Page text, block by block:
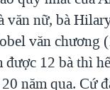
văn nữ, bà
văn chương
được 12 bà thì
năm qua. Cứ